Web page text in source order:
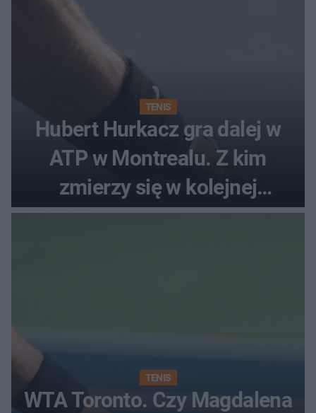
TENIS
Hubert Hurkacz gra dalej w
ATP w Montrealu. Z kim
zmierzy się w kolejnej
rundzie?
TENIS
WTA Toronto. Czy Magdalena